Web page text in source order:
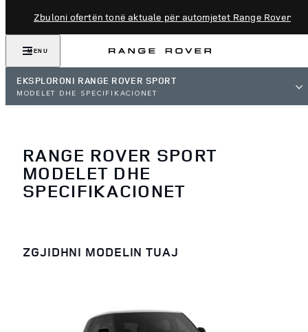
Zbuloni ofertën tonë aktuale për automjetet Range Rover
MENU
EKSPLORONI RANGE ROVER SPORT
MODELET DHE SPECIFIKACIONET
RANGE ROVER SPORT
MODELET DHE
SPECIFIKACIONET
ZGJIDHNI MODELIN TUAJ